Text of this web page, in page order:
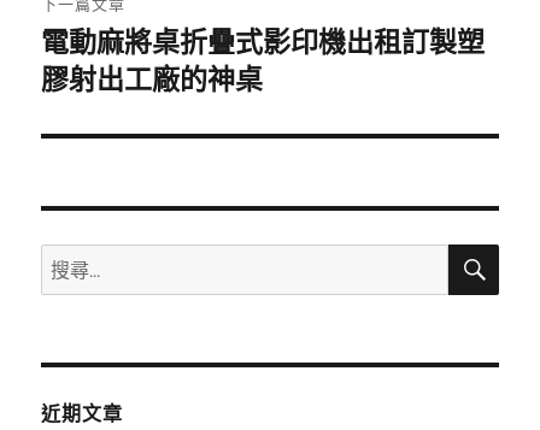
下
一
文
電動麻將桌折疊式影印機出租訂製塑
膠射出工廠的神桌
搜
尋
鍵
搜
近期文章